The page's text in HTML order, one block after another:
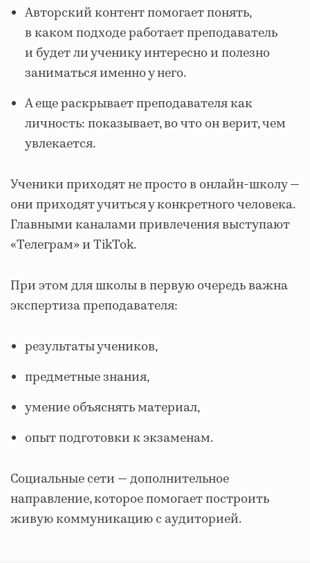
Авторский контент помогает понять,
в каком подходе работает преподаватель
и будет ли ученику интересно и полезно
заниматься именно у него.
А еще раскрывает преподавателя как
личность: показывает, во что он верит, чем
увлекается.
Ученики приходят не просто в онлайн-школу —
они приходят учиться у конкретного человека.
Главными каналами привлечения выступают
«Телеграм» и TikTok.
При этом для школы в первую очередь важна
экспертиза преподавателя:
результаты учеников,
предметные знания,
умение объяснять материал,
опыт подготовки к экзаменам.
Социальные сети — дополнительное
направление, которое помогает построить
живую коммуникацию с аудиторией.